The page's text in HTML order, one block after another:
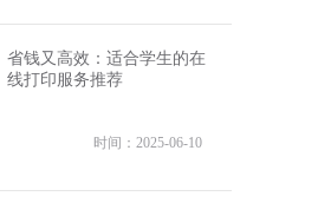
省钱又高效：适合学生的在
线打印服务推荐
时间：2025-06-10